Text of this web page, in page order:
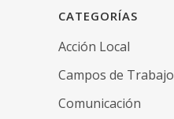
CATEGORÍAS
Acción Local
Campos de Trabajo
Comunicación